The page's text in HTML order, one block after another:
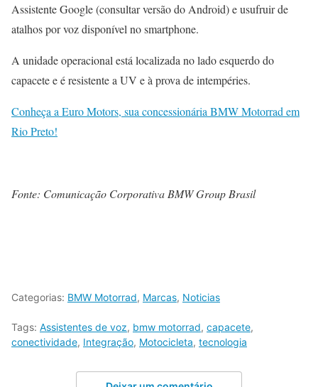
Assistente Google (consultar versão do Android) e usufruir de
atalhos por voz disponível no smartphone.
A unidade operacional está localizada no lado esquerdo do
capacete e é resistente a UV e à prova de intempéries.
Conheça a Euro Motors, sua concessionária BMW Motorrad em
Rio Preto!
Fonte: Comunicação Corporativa BMW Group Brasil
Categorias: BMW Motorrad, Marcas, Noticias
Tags: Assistentes de voz, bmw motorrad, capacete,
conectividade, Integração, Motocicleta, tecnologia